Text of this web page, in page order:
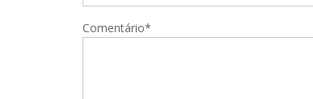
Comentário*